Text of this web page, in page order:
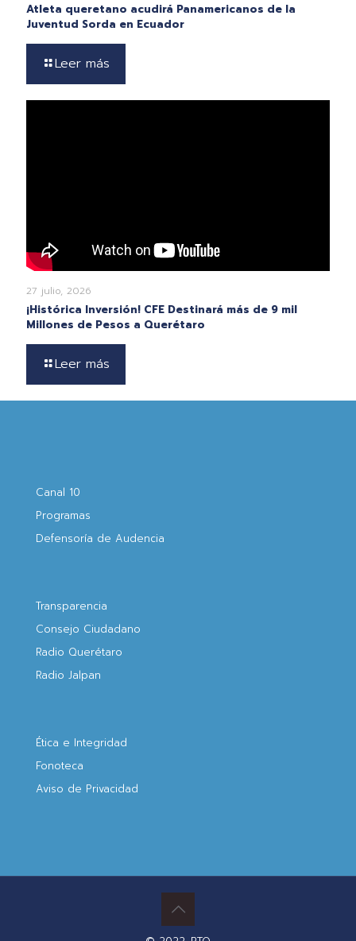
Atleta queretano acudirá Panamericanos de la
Juventud Sorda en Ecuador
Leer más
27 julio, 2026
¡Histórica Inversión! CFE Destinará más de 9 mil
Millones de Pesos a Querétaro
Leer más
Canal 10
Programas
Defensoría de Audencia
Transparencia
Consejo Ciudadano
Radio Querétaro
Radio Jalpan
Ética e Integridad
Fonoteca
Aviso de Privacidad